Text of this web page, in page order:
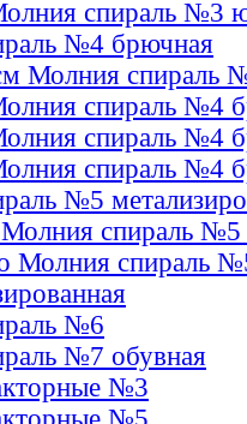
спираль №3
№4 брючная
Молния спираль
спираль №4
спираль №4
спираль №4
№5
спираль №5
Молния спираль
№6
№7 обувная
№3